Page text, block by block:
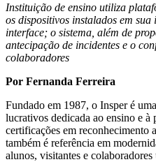
Instituição de ensino utiliza
os dispositivos instalados em
interface; o sistema, além de
antecipação de incidentes e o
colaboradores
Por Fernanda Ferreira
Fundado em 1987, o Insper é
lucrativos dedicada ao ensino e à
certificações em reconhecimento
também é referência em
alunos, visitantes e